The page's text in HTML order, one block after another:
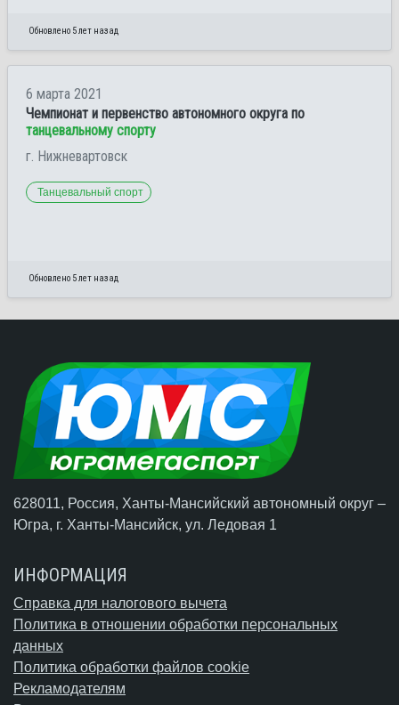
Обновлено 5 лет назад
6 марта 2021
Чемпионат и первенство автономного округа по
танцевальному спорту
г. Нижневартовск
Танцевальный спорт
Обновлено 5 лет назад
628011, Россия, Ханты-Мансийский автономный округ –
Югра, г. Ханты-Мансийск, ул. Ледовая 1
ИНФОРМАЦИЯ
Справка для налогового вычета
Политика в отношении обработки персональных
данных
Политика обработки файлов cookie
Рекламодателям